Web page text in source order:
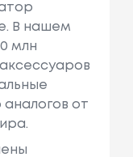
В нашем
млн
от